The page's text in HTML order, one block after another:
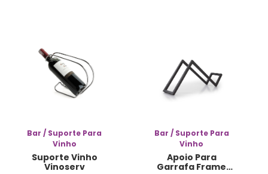
Bar / Suporte Para
Vinho
Suporte Vinho
Vinoserv
Bar / Suporte Para
Vinho
Apoio Para
Garrafa Frame